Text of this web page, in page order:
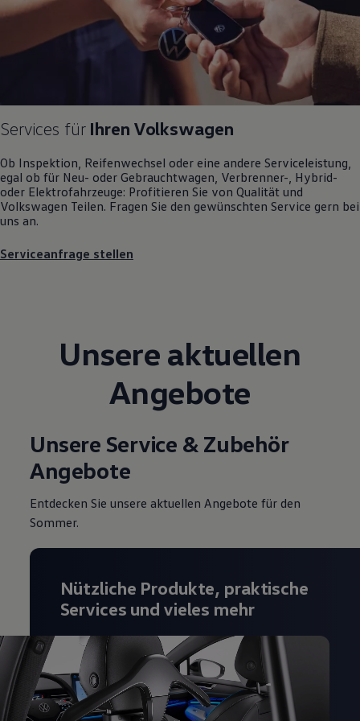
Motorenöl und Flüssigkeiten
Räder und Reifen
Pannen- und Unfallhilfe
Economy Service
Modellspezifisches Zubehör
Transport
Entertainment und Elektronik
Individualisieren
Wallbox und Ladekabel
Digitale Extras
Dienste für Ihr Modell finden
Volkswagen Apps, Login und Shop
Über Ihr Auto
Digitale Betriebsanleitung
Live Beratung
Lifestyle
Transport
Elektromobilität
Volkswagen R
Pannen- und Unfallhilfe
Volkswagen Kundenbetreuung
Services für Ihren Volkswagen
Ob Inspektion, Reifenwechsel oder eine andere Serviceleistung,
egal ob für Neu- oder Gebrauchtwagen , Verbrenner-, Hybrid-
oder Elektrofahrzeuge: Profitieren Sie von Qualität und
Volkswagen Teilen. Fragen Sie den gewünschten Service gern bei
uns an.
Serviceanfrage stellen
Unsere aktuellen
Angebote
Unsere Service & Zubehör
Angebote
Entdecken Sie unsere aktuellen Angebote für den
Sommer.
Nützliche Produkte, praktische
Services und vieles mehr